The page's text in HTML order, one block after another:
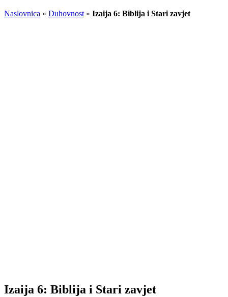
Naslovnica » Duhovnost » Izaija 6: Biblija i Stari zavjet
Izaija 6: Biblija i Stari zavjet